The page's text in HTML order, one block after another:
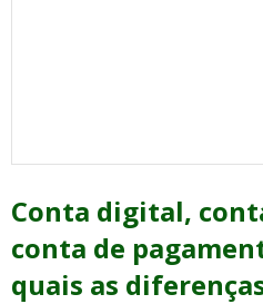
Conta digital,
conta de
quais as